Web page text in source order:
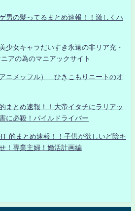
男の髪ってるまとめ速報！！激しくハ
少女キャラだいすき永遠の非リア充・
アの為のマニアックサイト
ニメッフル） ひきこもりニートのオ
まとめ速報！！大帝イタチにラリアッ
に必殺！パイルドライバー
的まとめ速報！！子供が欲しいど陰キ
！専業主婦！婚活計画編